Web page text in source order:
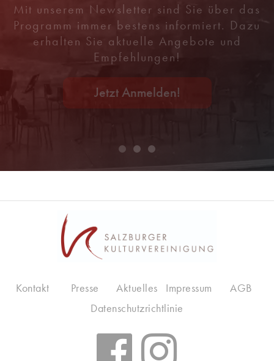
Mit unserem Newsletter sind Sie über das
Programm immer bestens informiert. Dazu
erhalten Sie aktuelle Angebote und
Empfehlungen!
Jetzt Anmelden!
Kontakt Presse Aktuelles Impressum
AGB
Datenschutzrichtlinie